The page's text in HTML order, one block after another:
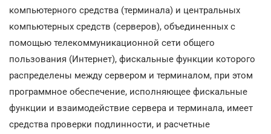
компьютерного средства (терминала) и центральных
компьютерных средств (серверов), объединенных с
помощью телекоммуникационной сети общего
пользования (Интернет), фискальные функции которого
распределены между сервером и терминалом, при этом
программное обеспечение, исполняющее фискальные
функции и взаимодействие сервера и терминала, имеет
средства проверки подлинности, и расчетные